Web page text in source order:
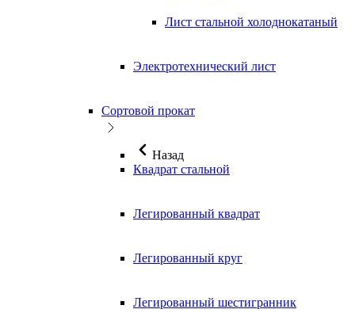
Лист стальной холоднокатаный
Электротехнический лист
Сортовой прокат
Назад
Квадрат стальной
Легированный квадрат
Легированный круг
Легированный шестигранник